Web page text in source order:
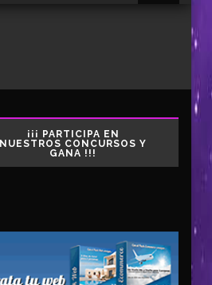
¡¡¡ PARTICIPA EN
NUESTROS CONCURSOS Y
GANA !!!